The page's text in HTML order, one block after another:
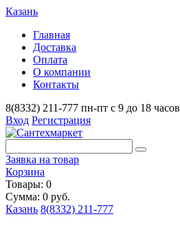
Казань
Главная
Доставка
Оплата
О компании
Контакты
8(8332) 211-777 пн-пт с 9 до 18 часов
Вход Регистрация
Заявка на товар
Корзина
Товары: 0
Сумма: 0 руб.
Казань 8(8332) 211-777